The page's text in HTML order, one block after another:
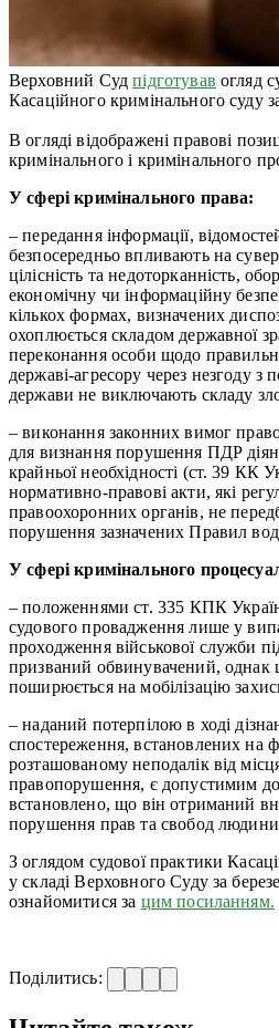
Верховний Судпідготував огляд
Касаційного кримінального суду
В огляді відображені правові
кримінального і кримінального
У сфері кримінального права:
– передання інформації,
безпосередньо впливають на
цілісність та недоторканність,
економічну чи інформаційну
кількох формах, визначених
охоплюється складом державної
переконання особи щодо
державі-агресору через незгоду з
держави не виключають складу
– виконання законних вимог
для визнання порушення ПДР
крайньої необхідності (ст. 39 КК
нормативно-правові акти, які
правоохоронних органів, не
порушення зазначених Правил
У сфері кримінального
– положеннями ст. 335 КПК
судового провадження лише у
проходження військової служби
призваний обвинувачений, однак
поширюється на мобілізацію
– наданий потерпілою в ході
спостереження, встановлених на
розташованому неподалік від
правопорушення, є допустимим
встановлено, що він отриманий
порушення прав та свобод
З оглядом судової практики
у складі Верховного Суду за
ознайомитися за цим посиланням.
Поділитись: